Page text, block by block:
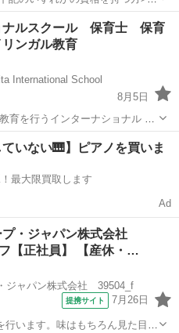
・栄養) ・社会福祉士 ・児童指
です。 学童指導員の経験を活か
業務
ナルスクール 保育士 保育
ンガル教育
International School
8月5日
育を行うインターナショナル ス
〒 106-0031
子ども英会話保育講師 【仕...
ていない🎹】ピアノを買いま
最大限買取します
Ad
プ・ジャパン株式会社
【正社員】 【産休・…
ジャパン株式会社 39504_f
提携サイト 7月26日
います。味はもちろん見た目に